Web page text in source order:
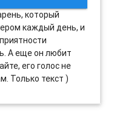
который
каждый день, и
А еще он любит
его голос не
Только текст )